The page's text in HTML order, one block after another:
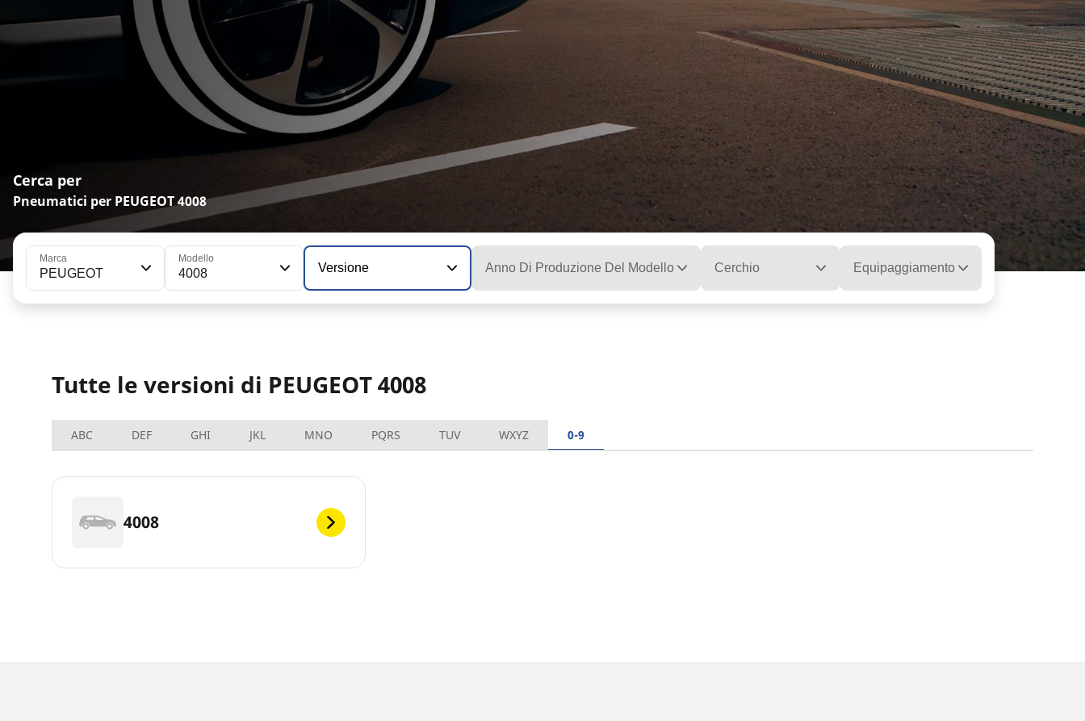
Cerca per
Pneumatici per PEUGEOT 4008
Marca
PEUGEOT
Modello
4008 Versione Anno Di Produzione Del Modello Cerchio Equipaggiamento
Tutte le versioni di PEUGEOT 4008
ABC DEF GHI JKL MNO PQRS TUV WXYZ 0-9
4008